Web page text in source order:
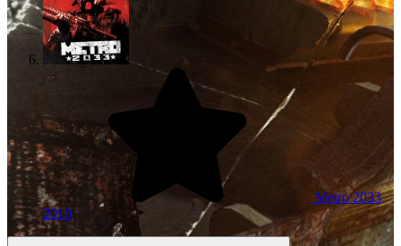
Metro 2033
2010